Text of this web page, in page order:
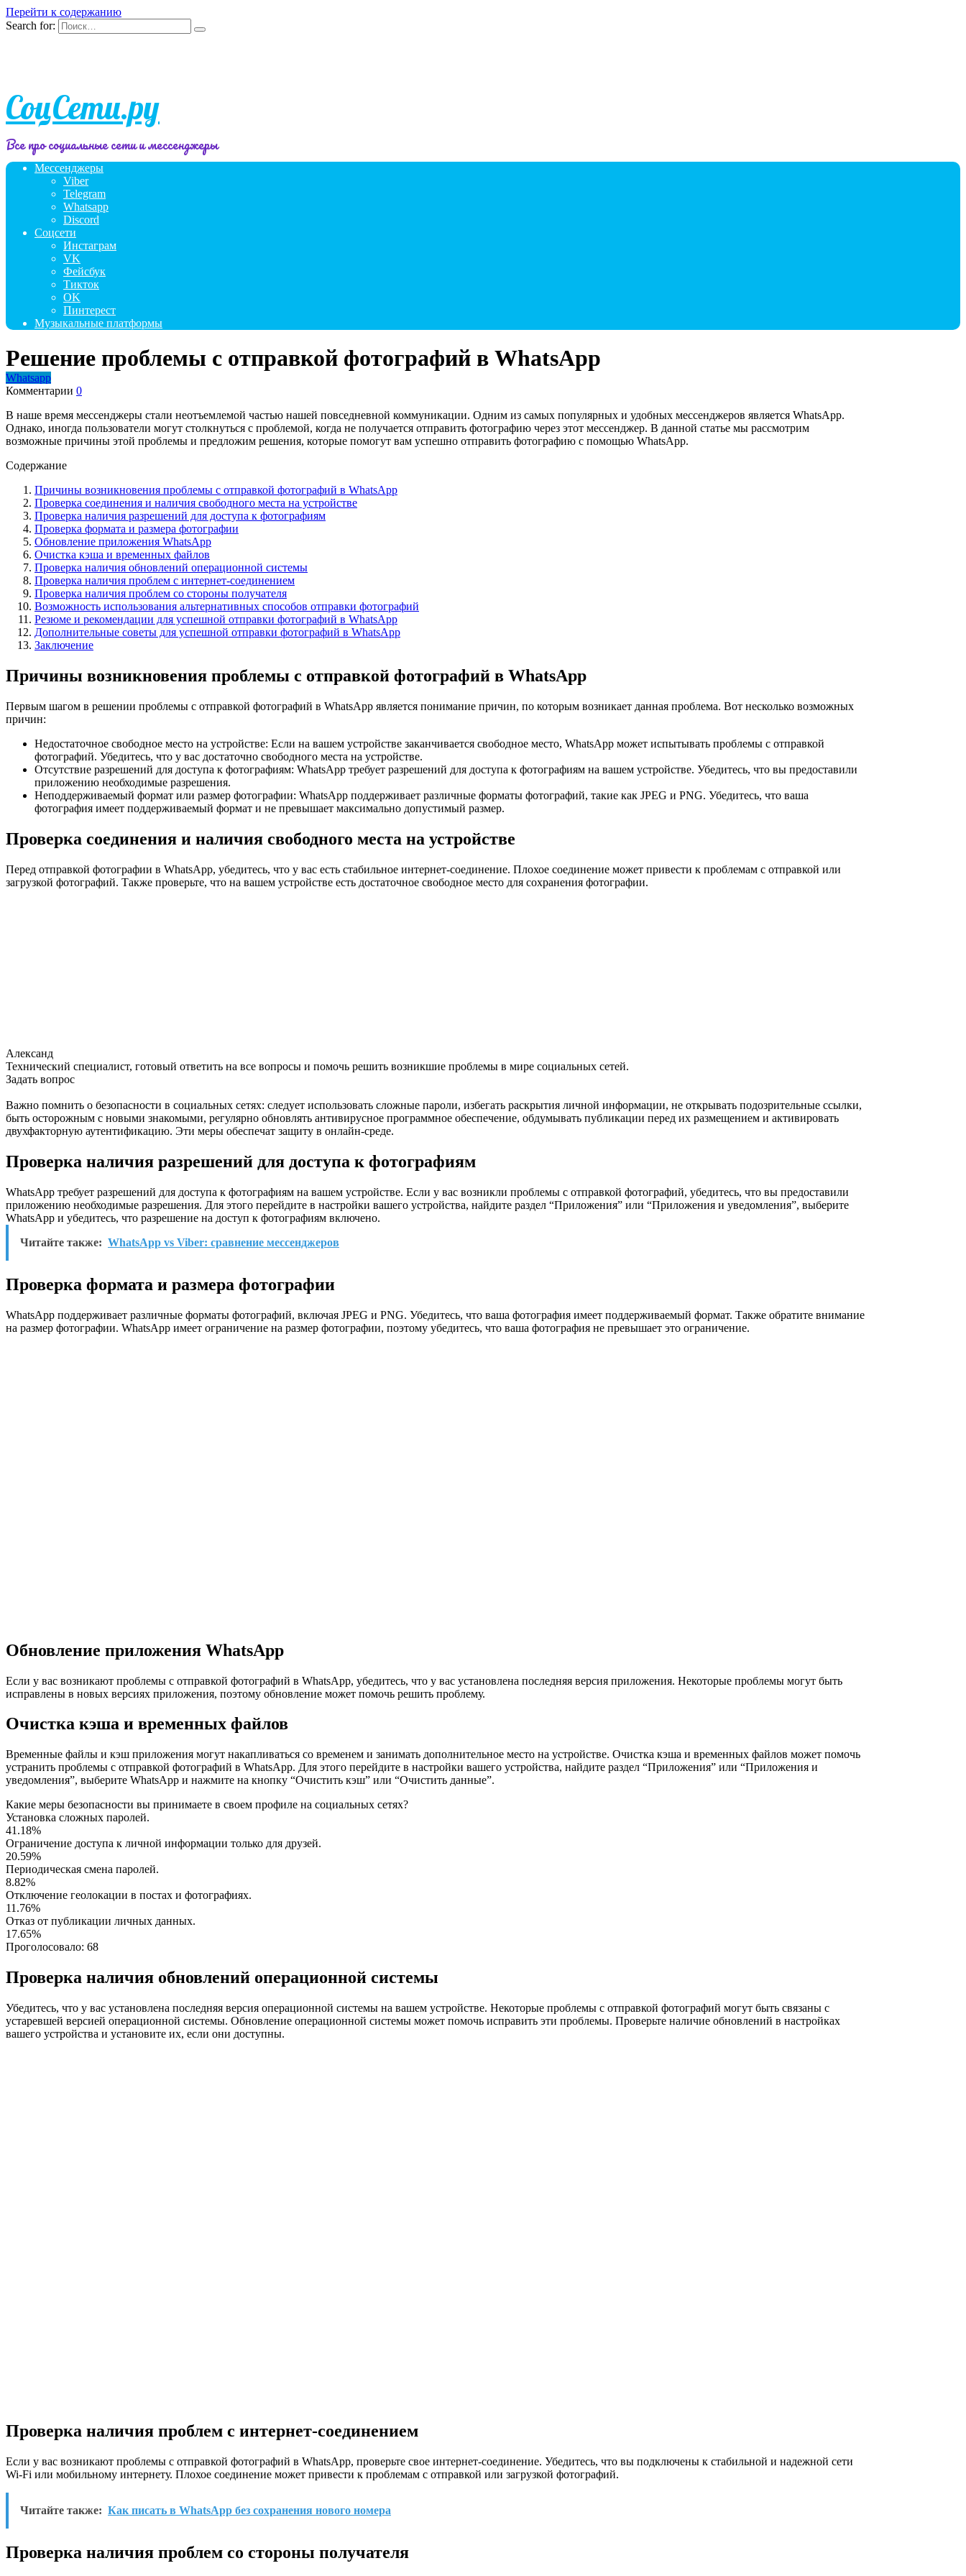
Перейти к содержанию
Search for:
СоцСети.ру
Все про социальные сети и мессенджеры
Мессенджеры
Viber
Telegram
Whatsapp
Discord
Соцсети
Инстаграм
VK
Фейсбук
Тикток
OK
Пинтерест
Музыкальные платформы
Решение проблемы с отправкой фотографий в WhatsApp
Whatsapp
Комментарии 0
В наше время мессенджеры стали неотъемлемой частью нашей повседневной коммуникации. Одним из самых популярных и удобных мессенджеров является WhatsApp.
Однако, иногда пользователи могут столкнуться с проблемой, когда не получается отправить фотографию через этот мессенджер. В данной статье мы рассмотрим
возможные причины этой проблемы и предложим решения, которые помогут вам успешно отправить фотографию с помощью WhatsApp.
Содержание
Причины возникновения проблемы с отправкой фотографий в WhatsApp
Проверка соединения и наличия свободного места на устройстве
Проверка наличия разрешений для доступа к фотографиям
Проверка формата и размера фотографии
Обновление приложения WhatsApp
Очистка кэша и временных файлов
Проверка наличия обновлений операционной системы
Проверка наличия проблем с интернет-соединением
Проверка наличия проблем со стороны получателя
Возможность использования альтернативных способов отправки фотографий
Резюме и рекомендации для успешной отправки фотографий в WhatsApp
Дополнительные советы для успешной отправки фотографий в WhatsApp
Заключение
Причины возникновения проблемы с отправкой фотографий в WhatsApp
Первым шагом в решении проблемы с отправкой фотографий в WhatsApp является понимание причин, по которым возникает данная проблема. Вот несколько возможных
причин:
Недостаточное свободное место на устройстве: Если на вашем устройстве заканчивается свободное место, WhatsApp может испытывать проблемы с отправкой
фотографий. Убедитесь, что у вас достаточно свободного места на устройстве.
Отсутствие разрешений для доступа к фотографиям: WhatsApp требует разрешений для доступа к фотографиям на вашем устройстве. Убедитесь, что вы предоставили
приложению необходимые разрешения.
Неподдерживаемый формат или размер фотографии: WhatsApp поддерживает различные форматы фотографий, такие как JPEG и PNG. Убедитесь, что ваша
фотография имеет поддерживаемый формат и не превышает максимально допустимый размер.
Проверка соединения и наличия свободного места на устройстве
Перед отправкой фотографии в WhatsApp, убедитесь, что у вас есть стабильное интернет-соединение. Плохое соединение может привести к проблемам с отправкой или
загрузкой фотографий. Также проверьте, что на вашем устройстве есть достаточное свободное место для сохранения фотографии.
Александ
Технический специалист, готовый ответить на все вопросы и помочь решить возникшие проблемы в мире социальных сетей.
Задать вопрос
Важно помнить о безопасности в социальных сетях: следует использовать сложные пароли, избегать раскрытия личной информации, не открывать подозрительные ссылки,
быть осторожным с новыми знакомыми, регулярно обновлять антивирусное программное обеспечение, обдумывать публикации перед их размещением и активировать
двухфакторную аутентификацию. Эти меры обеспечат защиту в онлайн-среде.
Проверка наличия разрешений для доступа к фотографиям
WhatsApp требует разрешений для доступа к фотографиям на вашем устройстве. Если у вас возникли проблемы с отправкой фотографий, убедитесь, что вы предоставили
приложению необходимые разрешения. Для этого перейдите в настройки вашего устройства, найдите раздел “Приложения” или “Приложения и уведомления”, выберите
WhatsApp и убедитесь, что разрешение на доступ к фотографиям включено.
Читайте также: WhatsApp vs Viber: сравнение мессенджеров
Проверка формата и размера фотографии
WhatsApp поддерживает различные форматы фотографий, включая JPEG и PNG. Убедитесь, что ваша фотография имеет поддерживаемый формат. Также обратите внимание
на размер фотографии. WhatsApp имеет ограничение на размер фотографии, поэтому убедитесь, что ваша фотография не превышает это ограничение.
Обновление приложения WhatsApp
Если у вас возникают проблемы с отправкой фотографий в WhatsApp, убедитесь, что у вас установлена последняя версия приложения. Некоторые проблемы могут быть
исправлены в новых версиях приложения, поэтому обновление может помочь решить проблему.
Очистка кэша и временных файлов
Временные файлы и кэш приложения могут накапливаться со временем и занимать дополнительное место на устройстве. Очистка кэша и временных файлов может помочь
устранить проблемы с отправкой фотографий в WhatsApp. Для этого перейдите в настройки вашего устройства, найдите раздел “Приложения” или “Приложения и
уведомления”, выберите WhatsApp и нажмите на кнопку “Очистить кэш” или “Очистить данные”.
Какие меры безопасности вы принимаете в своем профиле на социальных сетях?
Установка сложных паролей.
41.18%
Ограничение доступа к личной информации только для друзей.
20.59%
Периодическая смена паролей.
8.82%
Отключение геолокации в постах и фотографиях.
11.76%
Отказ от публикации личных данных.
17.65%
Проголосовало: 68
Проверка наличия обновлений операционной системы
Убедитесь, что у вас установлена последняя версия операционной системы на вашем устройстве. Некоторые проблемы с отправкой фотографий могут быть связаны с
устаревшей версией операционной системы. Обновление операционной системы может помочь исправить эти проблемы. Проверьте наличие обновлений в настройках
вашего устройства и установите их, если они доступны.
Проверка наличия проблем с интернет-соединением
Если у вас возникают проблемы с отправкой фотографий в WhatsApp, проверьте свое интернет-соединение. Убедитесь, что вы подключены к стабильной и надежной сети
Wi-Fi или мобильному интернету. Плохое соединение может привести к проблемам с отправкой или загрузкой фотографий.
Читайте также: Как писать в WhatsApp без сохранения нового номера
Проверка наличия проблем со стороны получателя